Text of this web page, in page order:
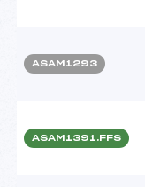
ASAM1293
ASAM1391.FFS